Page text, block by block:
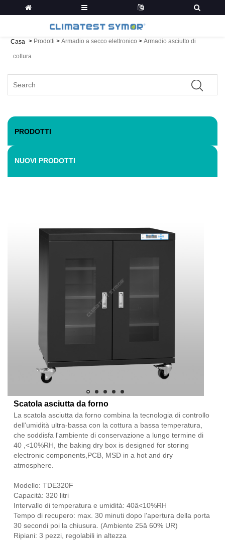
Casa > Prodotti > Armadio a secco elettronico > Armadio asciutto di
cottura
PRODOTTI
NUOVI PRODOTTI
Scatola asciutta da forno
La scatola asciutta da forno combina la tecnologia di controllo
dell'umidità ultra-bassa con la cottura a bassa temperatura,
che soddisfa l'ambiente di conservazione a lungo termine di
40 ,<10%RH, the baking dry box is designed for storing
electronic components,PCB, MSD in a hot and dry
atmosphere.
Modello: TDE320F
Capacità: 320 litri
Intervallo di temperatura e umidità: 40â<10%RH
Tempo di recupero: max. 30 minuti dopo l'apertura della porta
30 secondi poi la chiusura. (Ambiente 25â 60% UR)
Ripiani: 3 pezzi, regolabili in altezza